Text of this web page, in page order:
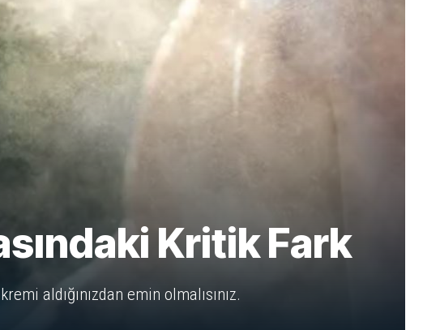
Kritik Fark
aldığınızdan emin olmalısınız.